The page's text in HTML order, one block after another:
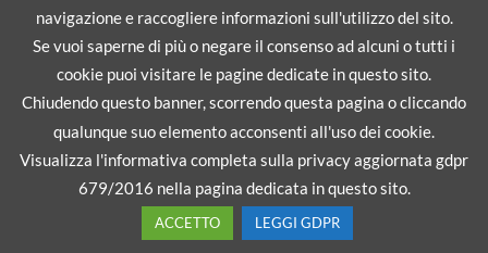
navigazione e raccogliere informazioni sull'utilizzo del sito.
Se vuoi saperne di più o negare il consenso ad alcuni o tutti i
cookie puoi visitare le pagine dedicate in questo sito.
Chiudendo questo banner, scorrendo questa pagina o cliccando
qualunque suo elemento acconsenti all'uso dei cookie.
Visualizza l'informativa completa sulla privacy aggiornata gdpr
679/2016 nella pagina dedicata in questo sito.
ACCETTO LEGGI GDPR
Recedere dal contratto qui